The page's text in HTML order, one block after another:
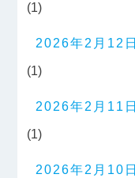
(1)
2026年2月12日
(1)
2026年2月11日
(1)
2026年2月10日